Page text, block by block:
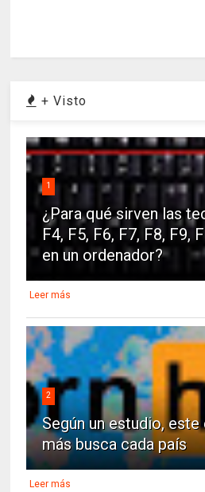
+ Visto
1
¿Para qué sirven las
F4, F5, F6, F7, F8, F9,
en un ordenador?
Leer más
2
Según un estudio,
más busca cada país
Leer más